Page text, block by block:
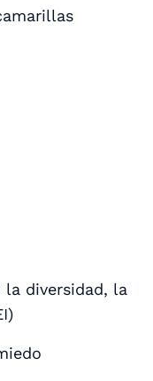
diversidad, la